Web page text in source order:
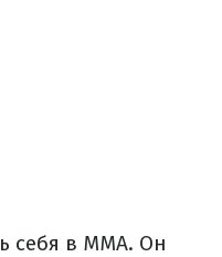
себя в ММА. Он